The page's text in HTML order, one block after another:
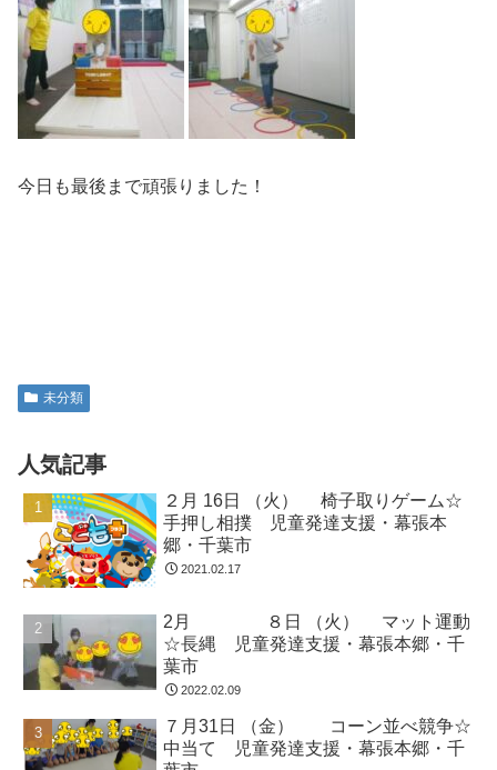
今日も最後まで頑張りました！
未分類
人気記事
２月 16日 （火） 椅子取りゲーム☆
手押し相撲 児童発達支援・幕張本
郷・千葉市
2021.02.17
2月 ８日 （火） マット運動
☆長縄 児童発達支援・幕張本郷・千
葉市
2022.02.09
７月31日 （金） コーン並べ競争☆
中当て 児童発達支援・幕張本郷・千